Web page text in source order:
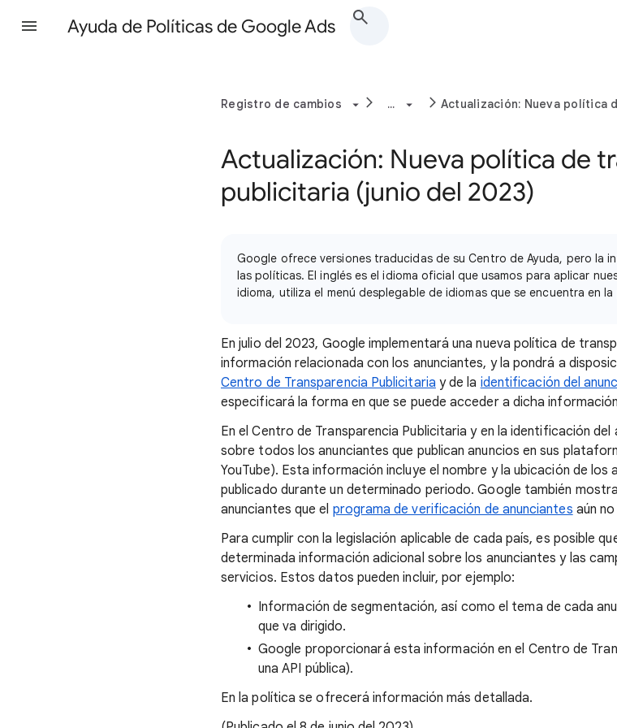
Ayuda de Políticas de Google Ads
Registro de cambios ... Actualización: Nueva política
Actualización: Nueva política de
publicitaria (junio del 2023)
Google ofrece versiones traducidas de su Centro de Ayuda, pero la
las políticas. El inglés es el idioma oficial que usamos para aplicar
idioma, utiliza el menú desplegable de idiomas que se encuentra en
En julio del 2023, Google implementará una nueva política de
información relacionada con los anunciantes, y la pondrá a
Centro de Transparencia Publicitaria y de la identificación del
especificará la forma en que se puede acceder a dicha
En el Centro de Transparencia Publicitaria y en la identificación
sobre todos los anunciantes que publican anuncios en sus
YouTube). Esta información incluye el nombre y la ubicación de los
publicado durante un determinado periodo. Google también
anunciantes que el programa de verificación de anunciantes aún
Para cumplir con la legislación aplicable de cada país, es posible
determinada información adicional sobre los anunciantes y las
servicios. Estos datos pueden incluir, por ejemplo:
Información de segmentación, así como el tema de cada
que va dirigido.
Google proporcionará esta información en el Centro de
una API pública).
En la política se ofrecerá información más detallada.